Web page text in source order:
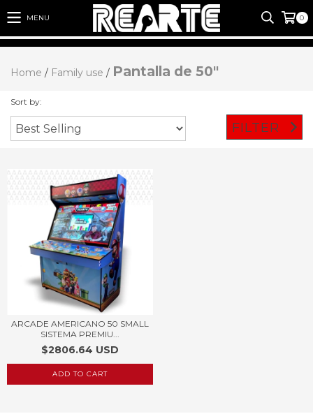
MENU 0
Home / Family use / Pantalla de 50"
Sort by:
FILTER
ARCADE AMERICANO 50 SMALL
SISTEMA PREMIU...
$2806.64 USD
ADD TO CART